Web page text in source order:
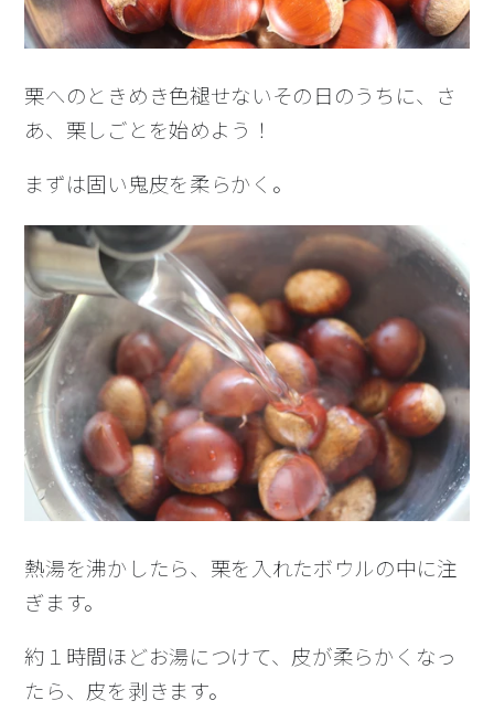
栗へのときめき色褪せないその日のうちに、さ
あ、栗しごとを始めよう！
まずは固い鬼皮を柔らかく。
熱湯を沸かしたら、栗を入れたボウルの中に注
ぎます。
約１時間ほどお湯につけて、皮が柔らかくなっ
たら、皮を剥きます。